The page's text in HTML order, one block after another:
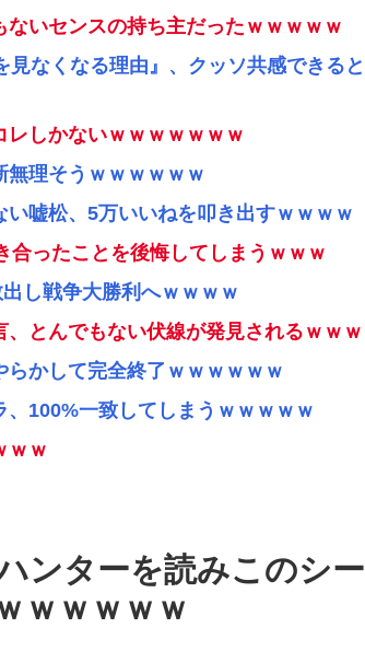
ないセンスの持ち主だったｗｗｗｗｗ
なくなる理由』、クッソ共感できると
レしかないｗｗｗｗｗｗｗ
無理そうｗｗｗｗｗｗ
嘘松、5万いいねを叩き出すｗｗｗｗ
合ったことを後悔してしまうｗｗｗ
し戦争大勝利へｗｗｗｗ
、とんでもない伏線が発見されるｗｗｗ
らかして完全終了ｗｗｗｗｗｗ
、100%一致してしまうｗｗｗｗｗ
ｗｗ
ンターを読みこのシー
ｗｗｗｗｗ